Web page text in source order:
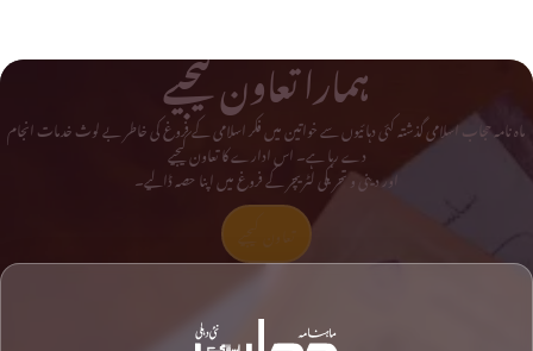
ہمارا تعاون کیجیے
ماہ نامہ حجاب اسلامی گذشتہ کئی دہائیوں سے خواتین میں فکر اسلامی کے فروغ کی خاطر بے لوث خدمات انجام
دے رہا ہے۔ اس ادارے کا تعاون کیجیے
اور دینی و تحریکی لٹریچر کے فروغ میں اپنا حصہ ڈالیے۔